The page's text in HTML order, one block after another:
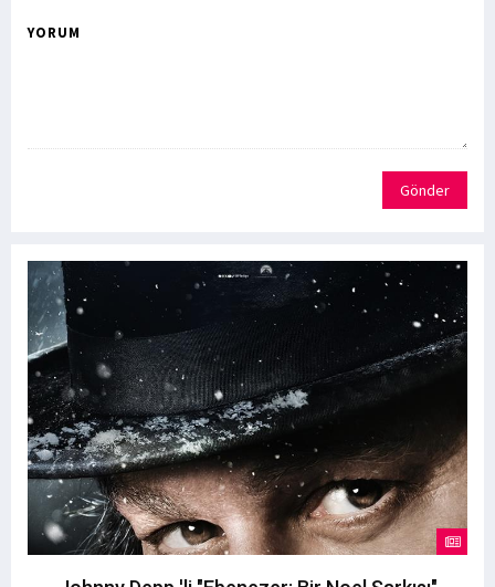
YORUM
Gönder